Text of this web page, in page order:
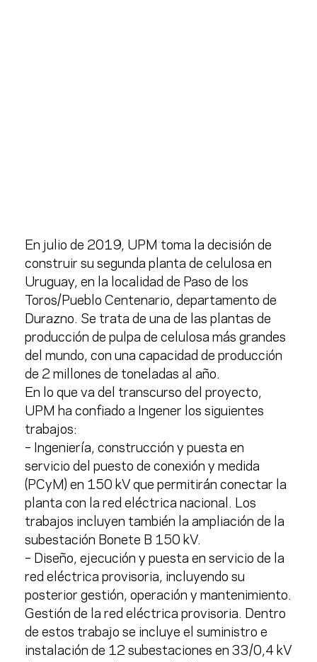
En julio de 2019, UPM toma la decisión de
construir su segunda planta de celulosa en
Uruguay, en la localidad de Paso de los
Toros/Pueblo Centenario, departamento de
Durazno. Se trata de una de las plantas de
producción de pulpa de celulosa más grandes
del mundo, con una capacidad de producción
de 2 millones de toneladas al año.
En lo que va del transcurso del proyecto,
UPM ha confiado a Ingener los siguientes
trabajos:
– Ingeniería, construcción y puesta en
servicio delpuesto de conexión y medida
(PCyM) en 150 kV que permitirán conectar la
planta con la red eléctrica nacional. Los
trabajos incluyen también la ampliación de la
subestación Bonete B 150 kV.
– Diseño, ejecución y puesta en servicio de la
red eléctrica provisoria, incluyendo su
posterior gestión, operación y mantenimiento.
Gestión de la red eléctrica provisoria. Dentro
de estos trabajo se incluye el suministro e
instalación de 12 subestaciones en 33/0,4 kV